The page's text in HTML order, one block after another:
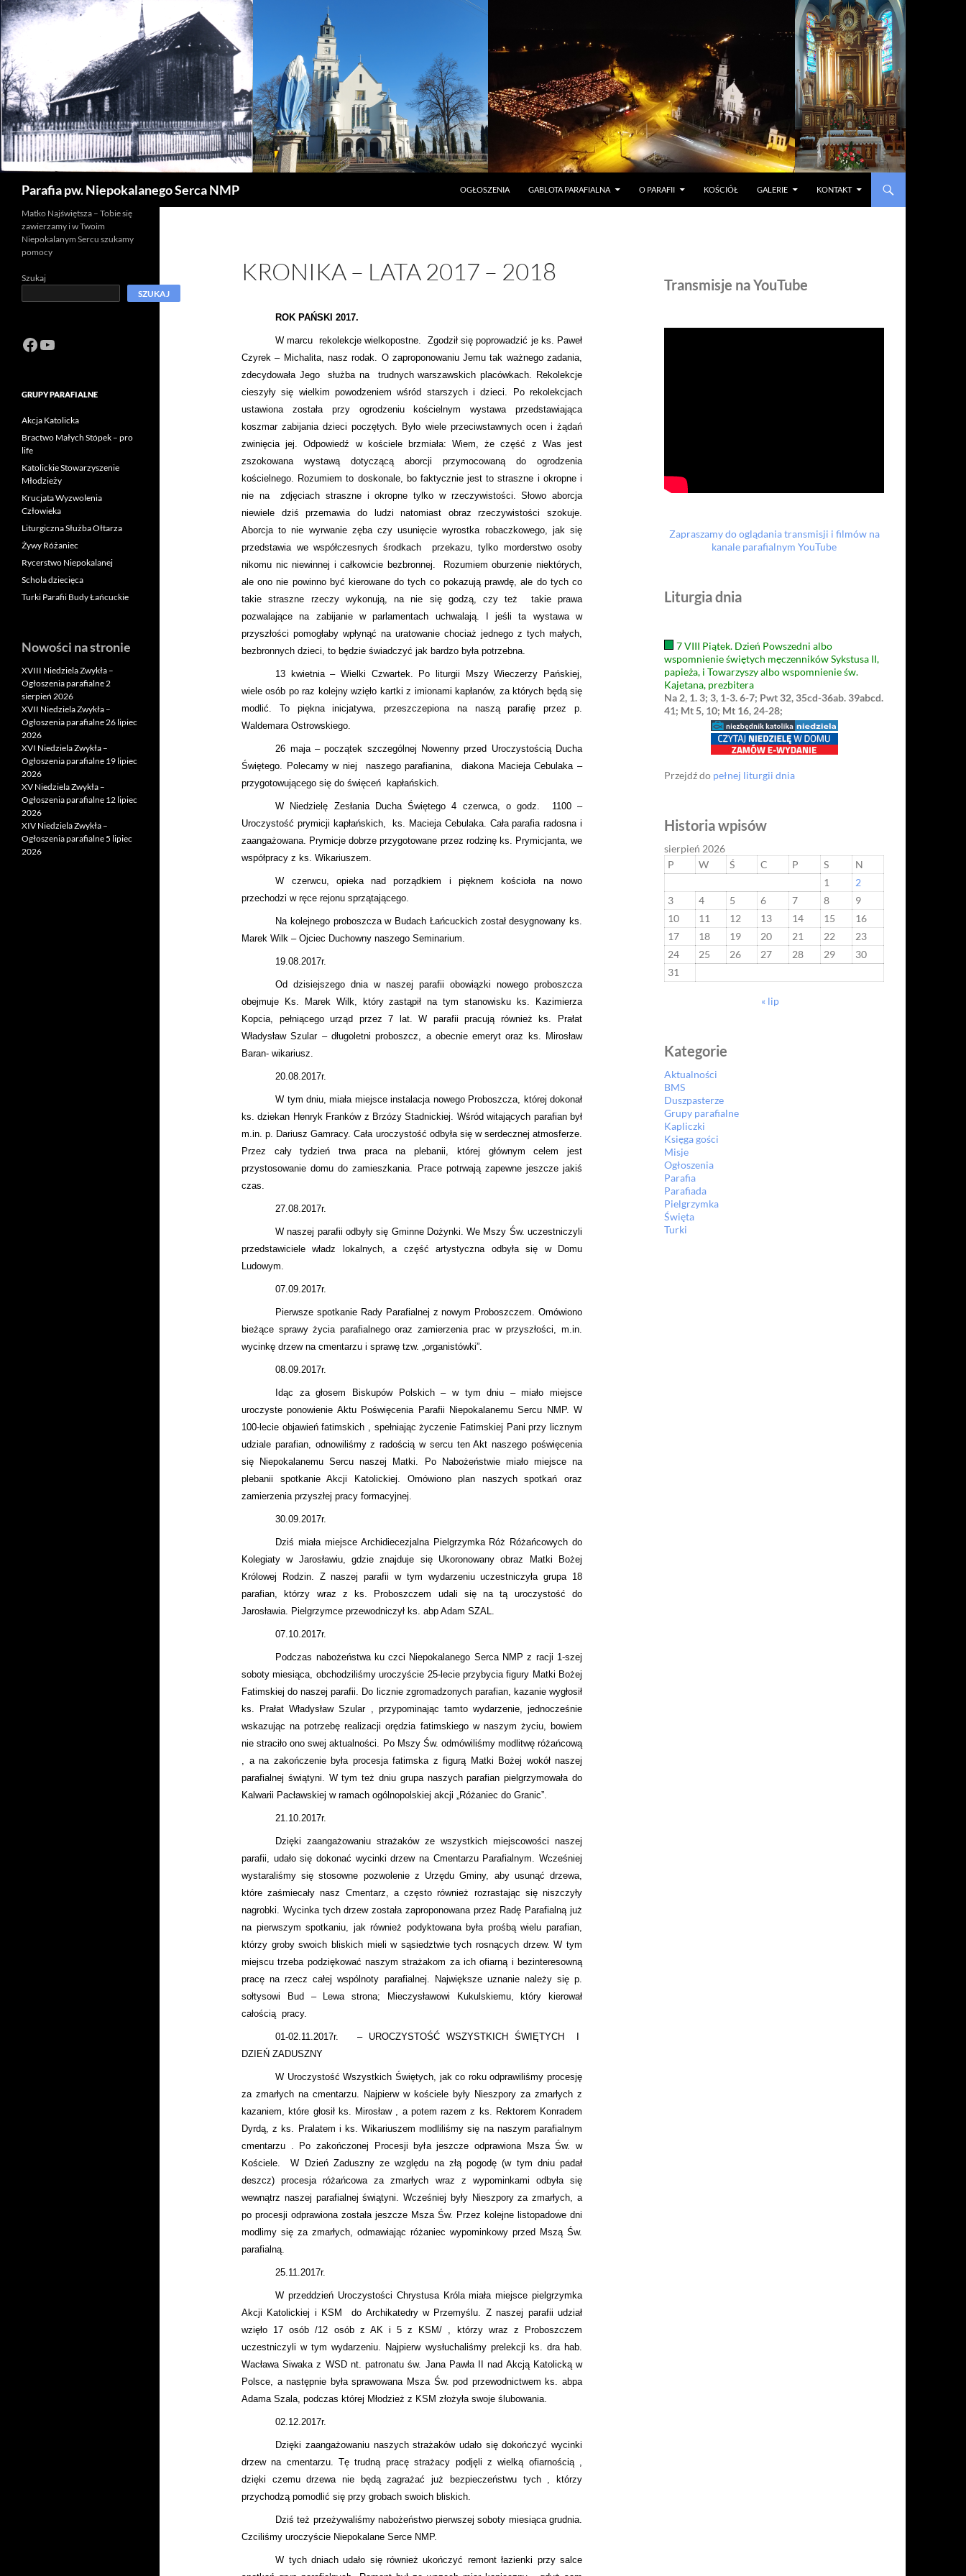
Parafia pw. Niepokalanego Serca NMP
OGŁOSZENIA
GABLOTA PARAFIALNA O PARAFII KOŚCIÓŁ GALERIE KONTAKT
KRONIKA – LATA 2017 – 2018
ROK PAŃSKI 2017.
W marcu rekolekcje wielkopostne.
Zgodził się poprowadzić je ks. Paweł
Czyrek – Michalita, nasz rodak. O zaproponowaniu Jemu tak ważnego zadania,
zdecydowała Jego
służba na
trudnych warszawskich placówkach. Rekolekcje
cieszyły się wielkim powodzeniem wśród starszych i dzieci. Po rekolekcjach
ustawiona została przy ogrodzeniu kościelnym wystawa przedstawiająca
koszmar zabijania dzieci poczętych. Było wiele przeciwstawnych ocen i żądań
zwinięcia jej. Odpowiedź w kościele brzmiała: Wiem, że część z Was jest
zszokowana wystawą dotyczącą aborcji przymocowaną do ogrodzenia
kościelnego. Rozumiem to doskonale, bo faktycznie jest to straszne i okropne i
nie na
zdjęciach straszne i okropne tylko w rzeczywistości. Słowo aborcja
niewiele dziś przemawia do ludzi natomiast obraz rzeczywistości szokuje.
Aborcja to nie wyrwanie zęba czy usunięcie wyrostka robaczkowego, jak się
przedstawia we współczesnych środkach
przekazu, tylko morderstwo osoby
nikomu nic niewinnej i całkowicie bezbronnej.
Rozumiem oburzenie niektórych,
ale ono nie powinno być kierowane do tych co pokazują prawdę, ale do tych co
takie straszne rzeczy wykonują, na nie się godzą, czy też
takie prawa
pozwalające na zabijanie w parlamentach uchwalają. I jeśli ta wystawa w
przyszłości pomogłaby wpłynąć na uratowanie chociaż jednego z tych małych,
bezbronnych dzieci, to będzie świadczyć jak bardzo była potrzebna.
13 kwietnia – Wielki Czwartek. Po liturgii Mszy Wieczerzy Pańskiej,
wiele osób po raz kolejny wzięło kartki z imionami kapłanów, za których będą się
modlić. To piękna inicjatywa, przeszczepiona na naszą parafię przez p.
Waldemara Ostrowskiego.
26 maja – początek szczególnej Nowenny przed Uroczystością Ducha
Świętego. Polecamy w niej
naszego parafianina,
diakona Macieja Cebulaka –
przygotowującego się do święceń
kapłańskich.
W Niedzielę Zesłania Ducha Świętego 4 czerwca, o godz.
1100 –
Uroczystość prymicji kapłańskich,
ks. Macieja Cebulaka. Cała parafia radosna i
zaangażowana. Prymicje dobrze przygotowane przez rodzinę ks. Prymicjanta, we
współpracy z ks. Wikariuszem.
W czerwcu, opieka nad porządkiem i pięknem kościoła na nowo
przechodzi w ręce rejonu sprzątającego.
Na kolejnego proboszcza w Budach Łańcuckich został desygnowany ks.
Marek Wilk – Ojciec Duchowny naszego Seminarium.
19.08.2017r.
Od dzisiejszego dnia w naszej parafii obowiązki nowego proboszcza
obejmuje Ks. Marek Wilk, który zastąpił na tym stanowisku ks. Kazimierza
Kopcia, pełniącego urząd przez 7 lat. W parafii pracują również ks. Prałat
Władysław Szular – długoletni proboszcz, a obecnie emeryt oraz ks. Mirosław
Baran- wikariusz.
20.08.2017r.
W tym dniu, miała miejsce instalacja nowego Proboszcza, której dokonał
ks. dziekan Henryk Franków z Brzózy Stadnickiej. Wśród witających parafian był
m.in. p. Dariusz Gamracy. Cała uroczystość odbyła się w serdecznej atmosferze.
Przez cały tydzień trwa praca na plebanii, której głównym celem jest
przystosowanie domu do zamieszkania. Prace potrwają zapewne jeszcze jakiś
czas.
27.08.2017r.
W naszej parafii odbyły się Gminne Dożynki. We Mszy Św. uczestniczyli
przedstawiciele władz lokalnych, a część artystyczna odbyła się w Domu
Ludowym.
07.09.2017r.
Pierwsze spotkanie Rady Parafialnej z nowym Proboszczem. Omówiono
bieżące sprawy życia parafialnego oraz zamierzenia prac w przyszłości, m.in.
wycinkę drzew na cmentarzu i sprawę tzw. „organistówki”.
08.09.2017r.
Idąc za głosem Biskupów Polskich – w tym dniu – miało miejsce
uroczyste ponowienie Aktu Poświęcenia Parafii Niepokalanemu Sercu NMP. W
100-lecie objawień fatimskich , spełniając życzenie Fatimskiej Pani przy licznym
udziale parafian, odnowiliśmy z radością w sercu ten Akt naszego poświęcenia
się Niepokalanemu Sercu naszej Matki. Po Nabożeństwie miało miejsce na
plebanii spotkanie Akcji Katolickiej. Omówiono plan naszych spotkań oraz
zamierzenia przyszłej pracy formacyjnej.
30.09.2017r.
Dziś miała miejsce Archidiecezjalna Pielgrzymka Róż Różańcowych do
Kolegiaty w Jarosławiu, gdzie znajduje się Ukoronowany obraz Matki Bożej
Królowej Rodzin. Z naszej parafii w tym wydarzeniu uczestniczyła grupa 18
parafian, którzy wraz z ks. Proboszczem udali się na tą uroczystość do
Jarosławia. Pielgrzymce przewodniczył ks. abp Adam SZAL.
07.10.2017r.
Podczas nabożeństwa ku czci Niepokalanego Serca NMP z racji 1-szej
soboty miesiąca, obchodziliśmy uroczyście 25-lecie przybycia figury Matki Bożej
Fatimskiej do naszej parafii. Do licznie zgromadzonych parafian, kazanie wygłosił
ks. Prałat Władysław Szular , przypominając tamto wydarzenie, jednocześnie
wskazując na potrzebę realizacji orędzia fatimskiego w naszym życiu, bowiem
nie straciło ono swej aktualności. Po Mszy Św. odmówiliśmy modlitwę różańcową
, a na zakończenie była procesja fatimska z figurą Matki Bożej wokół naszej
parafialnej świątyni. W tym też dniu grupa naszych parafian pielgrzymowała do
Kalwarii Pacławskiej w ramach ogólnopolskiej akcji „Różaniec do Granic”.
21.10.2017r.
Dzięki zaangażowaniu strażaków ze wszystkich miejscowości naszej
parafii, udało się dokonać wycinki drzew na Cmentarzu Parafialnym. Wcześniej
wystaraliśmy się stosowne pozwolenie z Urzędu Gminy, aby usunąć drzewa,
które zaśmiecały nasz Cmentarz, a często również rozrastając się niszczyły
nagrobki. Wycinka tych drzew została zaproponowana przez Radę Parafialną już
na pierwszym spotkaniu, jak również podyktowana była prośbą wielu parafian,
którzy groby swoich bliskich mieli w sąsiedztwie tych rosnących drzew. W tym
miejscu trzeba podziękować naszym strażakom za ich ofiarną i bezinteresowną
pracę na rzecz całej wspólnoty parafialnej. Największe uznanie należy się p.
sołtysowi Bud – Lewa strona; Mieczysławowi Kukulskiemu, który kierował
całością pracy.
01-02.11.2017r. – UROCZYSTOŚĆ WSZYSTKICH ŚWIĘTYCH
DZIEŃ ZADUSZNY
W Uroczystość Wszystkich Świętych, jak co roku odprawiliśmy procesję
za zmarłych na cmentarzu. Najpierw w kościele były Nieszpory za zmarłych z
kazaniem, które głosił ks. Mirosław , a potem razem z ks. Rektorem Konradem
Dyrdą, z ks. Pralatem i ks. Wikariuszem modliliśmy się na naszym parafialnym
cmentarzu . Po zakończonej Procesji była jeszcze odprawiona Msza Św. w
Kościele.
W Dzień Zaduszny ze względu na złą pogodę (w tym dniu padał
deszcz) procesja różańcowa za zmarłych wraz z wypominkami odbyła się
wewnątrz naszej parafialnej świątyni. Wcześniej były Nieszpory za zmarłych, a
po procesji odprawiona została jeszcze Msza Św. Przez kolejne listopadowe dni
modlimy się za zmarłych, odmawiając różaniec wypominkowy przed Mszą Św.
parafialną.
25.11.2017r.
W przeddzień Uroczystości Chrystusa Króla miała miejsce pielgrzymka
Akcji Katolickiej i KSM
do Archikatedry w Przemyślu. Z naszej parafii udział
wzięło 17 osób /12 osób z AK i 5 z KSM/ , którzy wraz z Proboszczem
uczestniczyli w tym wydarzeniu. Najpierw wysłuchaliśmy prelekcji ks. dra hab.
Wacława Siwaka z WSD nt. patronatu św. Jana Pawła II nad Akcją Katolicką w
Polsce, a następnie była sprawowana Msza Św. pod przewodnictwem ks. abpa
Adama Szala, podczas której Młodzież z KSM złożyła swoje ślubowania.
02.12.2017r.
Dzięki zaangażowaniu naszych strażaków udało się dokończyć wycinki
drzew na cmentarzu. Tę trudną pracę strażacy podjęli z wielką ofiarnością ,
dzięki czemu drzewa nie będą zagrażać już bezpieczeństwu tych , którzy
przychodzą pomodlić się przy grobach swoich bliskich.
Dziś też przeżywaliśmy nabożeństwo pierwszej soboty miesiąca grudnia.
Czciliśmy uroczyście Niepokalane Serce NMP.
W tych dniach udało się również ukończyć remont łazienki przy salce
Transmisje na YouTube
Zapraszamy do oglądania transmisji i filmów na
kanale parafialnym YouTube
Liturgia dnia
7 VIII Piątek. Dzień Powszedni albo
wspomnienie świętych męczenników Sykstusa II,
papieża, i Towarzyszy albo wspomnienie św.
Kajetana, prezbitera
Na 2, 1. 3; 3, 1-3. 6-7; Pwt 32, 35cd-36ab. 39abcd.
41; Mt 5, 10; Mt 16, 24-28;
Przejdź do pełnej liturgii dnia
Historia wpisów
sierpień 2026
P
W Ś C P S
N
1
2
3
4 5 6 7 8
9
10
11 12 13 14 15
16
17
18 19 20 21 22
23
24
25 26 27 28 29
30
31
« lip
Kategorie
Aktualności
BMS
Duszpasterze
Grupy parafialne
Kapliczki
Księga gości
Misje
Ogłoszenia
Parafia
Parafiada
Pielgrzymka
Święta
Turki
Matko Najświętsza – Tobie się
zawierzamy i w Twoim
Niepokalanym Sercu szukamy
pomocy
Szukaj
SZUKAJ
Facebook
https://www.youtube.com/channel/UCeN8ciSo_a79igwmwNXx2qw
GRUPY PARAFIALNE
Akcja Katolicka
Bractwo Małych Stópek – pro
life
Katolickie Stowarzyszenie
Młodzieży
Krucjata Wyzwolenia
Człowieka
Liturgiczna Służba Ołtarza
Żywy Różaniec
Rycerstwo Niepokalanej
Schola dziecięca
Turki Parafii Budy Łańcuckie
Nowości na stronie
XVIII Niedziela Zwykła –
Ogłoszenia parafialne 2
sierpień 2026
XVII Niedziela Zwykła –
Ogłoszenia parafialne 26 lipiec
2026
XVI Niedziela Zwykła –
Ogłoszenia parafialne 19 lipiec
2026
XV Niedziela Zwykła –
Ogłoszenia parafialne 12 lipiec
2026
XIV Niedziela Zwykła –
Ogłoszenia parafialne 5 lipiec
2026